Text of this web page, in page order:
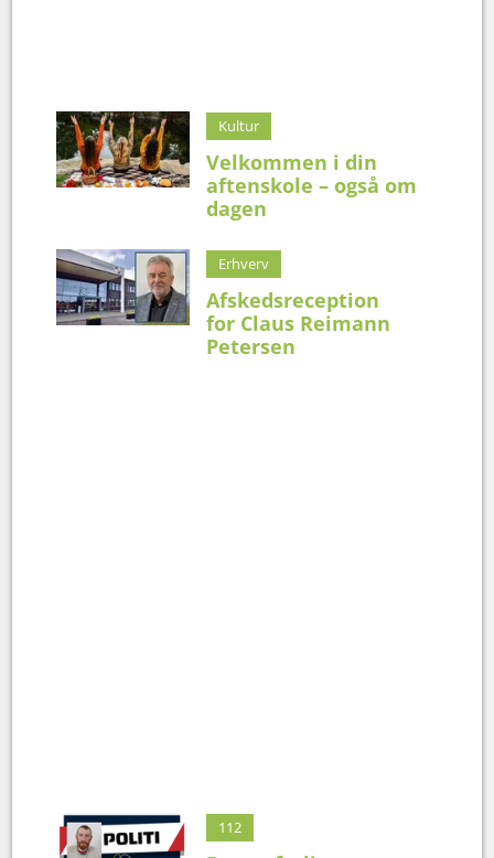
Kultur
Velkommen i din
aftenskole – også om
dagen
Erhverv
Afskedsreception
for Claus Reimann
Petersen
112